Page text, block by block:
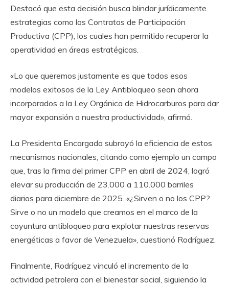
Destacó que esta decisión busca blindar jurídicamente
estrategias como los Contratos de Participación
Productiva (CPP), los cuales han permitido recuperar la
operatividad en áreas estratégicas.
«Lo que queremos justamente es que todos esos
modelos exitosos de la Ley Antibloqueo sean ahora
incorporados a la Ley Orgánica de Hidrocarburos para dar
mayor expansión a nuestra productividad», afirmó.
La Presidenta Encargada subrayó la eficiencia de estos
mecanismos nacionales, citando como ejemplo un campo
que, tras la firma del primer CPP en abril de 2024, logró
elevar su producción de 23.000 a 110.000 barriles
diarios para diciembre de 2025. «¿Sirven o no los CPP?
Sirve o no un modelo que creamos en el marco de la
coyuntura antibloqueo para explotar nuestras reservas
energéticas a favor de Venezuela», cuestionó Rodríguez.
Finalmente, Rodríguez vinculó el incremento de la
actividad petrolera con el bienestar social, siguiendo la